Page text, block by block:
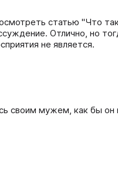
статью "Что
Отлично, но
не является.
своим мужем, как бы он